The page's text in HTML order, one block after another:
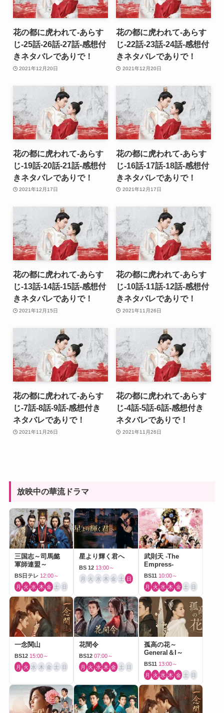
花の都に虎われて-あらす
じ-25話-26話-27話-感想付
きネタバレでありで！
2021年12月20日
花の都に虎われて-あらす
じ-22話-23話-24話-感想付
きネタバレでありで！
2021年12月20日
花の都に虎われて-あらす
じ-19話-20話-21話-感想付
きネタバレでありで！
2021年12月17日
花の都に虎われて-あらす
じ-16話-17話-18話-感想付
きネタバレでありで！
2021年12月17日
花の都に虎われて-あらす
じ-13話-14話-15話-感想付
きネタバレでありで！
2021年12月15日
花の都に虎われて-あらす
じ-10話-11話-12話-感想付
きネタバレでありで！
2021年11月26日
花の都に虎われて-あらす
じ-7話-8話-9話-感想付き
ネタバレでありで！
2021年11月26日
花の都に虎われて-あらす
じ-4話-5話-6話-感想付き
ネタバレでありで！
2021年11月26日
放映中の華流ドラマ
三国志～司馬懿
軍師連盟～
BS日テレ 12:00～
月 火 水 木 金 土 日
星より輝く君へ
BS 12 13:00～
月 火 水 木 金 土 日
武則天 -The
Empress-
BS11 10:00～
月 火 水 木 金 土 日
一念関山
BS12 15:00～
月 火 水 木 金 土 日
花間令
BS12 07:00～
月 火 水 木 金 土 日
孤高の花～
General＆I～
BS11 13:00～
月 火 水 木 金 土 日